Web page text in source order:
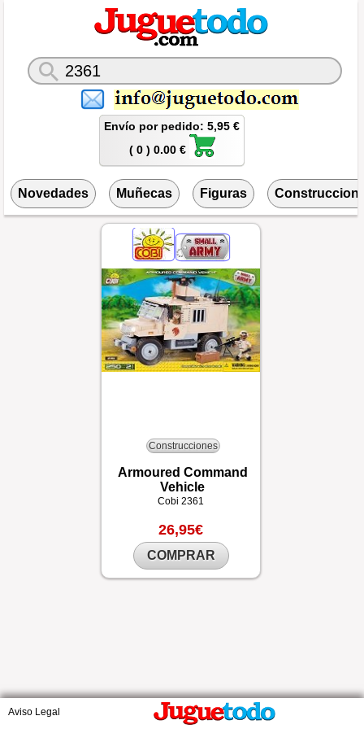
Envío por pedido: 5,95 €
( 0 ) 0.00 €
Novedades Muñecas Figuras
Construcciones
Armoured Command
Vehicle
Cobi 2361
26,95€
COMPRAR
Aviso Legal